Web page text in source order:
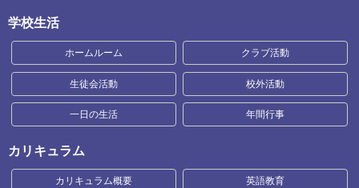
学校生活
ホームルーム クラブ活動
生徒会活動 校外活動
一日の生活 年間行事
カリキュラム
カリキュラム概要 英語教育